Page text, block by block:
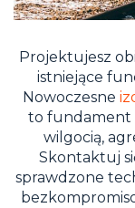
Projektujesz
istniejące
Nowoczesne
to fundament
wilgocią,
Skontaktuj
sprawdzone